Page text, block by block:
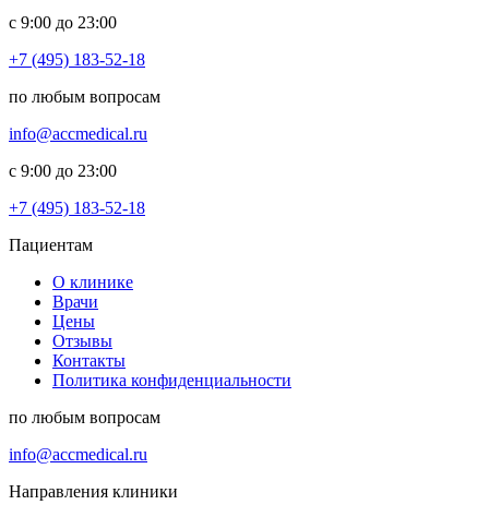
с 9:00 до 23:00
+7 (495) 183-52-18
по любым вопросам
info@accmedical.ru
с 9:00 до 23:00
+7 (495) 183-52-18
Пациентам
О клинике
Врачи
Цены
Отзывы
Контакты
Политика конфиденциальности
по любым вопросам
info@accmedical.ru
Направления клиники